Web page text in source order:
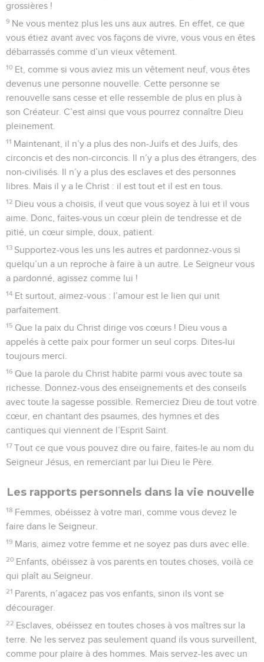
grossières !
9 Ne vous mentez plus les uns aux autres. En effet, ce que
vous étiez avant avec vos façons de vivre, vous vous en êtes
débarrassés comme d’un vieux vêtement.
10 Et, comme si vous aviez mis un vêtement neuf, vous êtes
devenus une personne nouvelle. Cette personne se
renouvelle sans cesse et elle ressemble de plus en plus à
son Créateur. C’est ainsi que vous pourrez connaître Dieu
pleinement.
11 Maintenant, il n’y a plus des non-Juifs et des Juifs, des
circoncis et des non-circoncis. Il n’y a plus des étrangers, des
non-civilisés. Il n’y a plus des esclaves et des personnes
libres. Mais il y a le Christ : il est tout et il est en tous.
12 Dieu vous a choisis, il veut que vous soyez à lui et il vous
aime. Donc, faites-vous un cœur plein de tendresse et de
pitié, un cœur simple, doux, patient.
13 Supportez-vous les uns les autres et pardonnez-vous si
quelqu’un a un reproche à faire à un autre. Le Seigneur vous
a pardonné, agissez comme lui !
14 Et surtout, aimez-vous : l’amour est le lien qui unit
parfaitement.
15 Que la paix du Christ dirige vos cœurs ! Dieu vous a
appelés à cette paix pour former un seul corps. Dites-lui
toujours merci.
16 Que la parole du Christ habite parmi vous avec toute sa
richesse. Donnez-vous des enseignements et des conseils
avec toute la sagesse possible. Remerciez Dieu de tout votre
cœur, en chantant des psaumes, des hymnes et des
cantiques qui viennent de l’Esprit Saint.
17 Tout ce que vous pouvez dire ou faire, faites-le au nom du
Seigneur Jésus, en remerciant par lui Dieu le Père.
Les rapports personnels dans la vie nouvelle
18 Femmes, obéissez à votre mari, comme vous devez le
faire dans le Seigneur.
19 Maris, aimez votre femme et ne soyez pas durs avec elle.
20 Enfants, obéissez à vos parents en toutes choses, voilà ce
qui plaît au Seigneur.
21 Parents, n’agacez pas vos enfants, sinon ils vont se
décourager.
22 Esclaves, obéissez en toutes choses à vos maîtres sur la
terre. Ne les servez pas seulement quand ils vous surveillent,
comme pour plaire à des hommes. Mais servez-les avec un